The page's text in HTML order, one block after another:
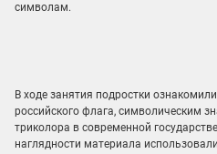
символам.
В ходе занятия подростки
российского флага, символическим
триколора в современной
наглядности материала